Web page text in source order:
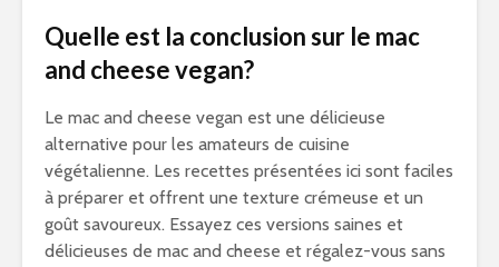
Quelle est la conclusion sur le mac
and cheese vegan?
Le mac and cheese vegan est une délicieuse
alternative pour les amateurs de cuisine
végétalienne. Les recettes présentées ici sont faciles
à préparer et offrent une texture crémeuse et un
goût savoureux. Essayez ces versions saines et
délicieuses de mac and cheese et régalez-vous sans